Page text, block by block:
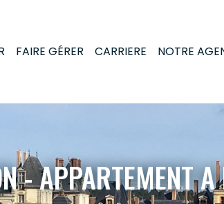
FAIRE GÉRER CARRIERE NOTRE
- APPARTEMENT